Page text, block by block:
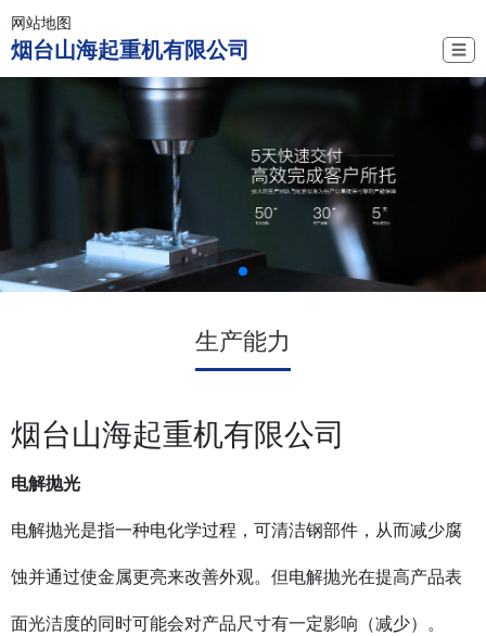
网站地图
烟台山海起重机有限公司 ☰
生产能力
烟台山海起重机有限公司
电解抛光
电解抛光是指一种电化学过程，可清洁钢部件，从而减少腐
蚀并通过使金属更亮来改善外观。但电解抛光在提高产品表
面光洁度的同时可能会对产品尺寸有一定影响（减少）。